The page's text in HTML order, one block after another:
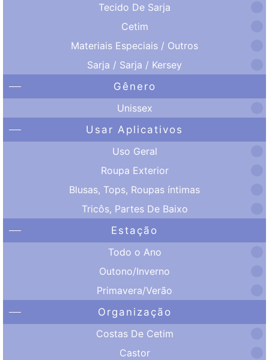
Tecido De Sarja
Cetim
Materiais Especiais / Outros
Sarja / Sarja / Kersey
Gênero
Unissex
Usar Aplicativos
Uso Geral
Roupa Exterior
Blusas, Tops, Roupas íntimas
Tricôs, Partes De Baixo
Estação
Todo o Ano
Outono/Inverno
Primavera/Verão
Organização
Costas De Cetim
Castor